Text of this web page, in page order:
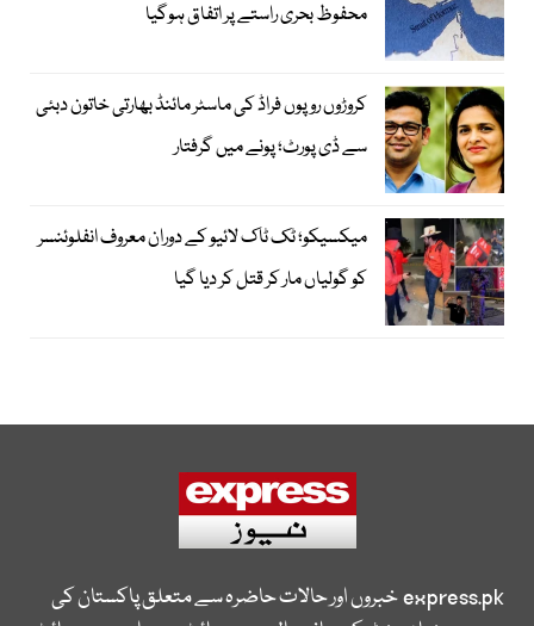
محفوظ بحری راستے پر اتفاق ہوگیا
کروڑوں روپوں فراڈ کی ماسٹر مائنڈ بھارتی خاتون دبئی
سے ڈی پورٹ؛ پونے میں گرفتار
میکسیکو؛ ٹک ٹاک لائیو کے دوران معروف انفلوئنسر
کو گولیاں مار کر قتل کر دیا گیا
express.pkخبروں اور حالات حاضرہ سے متعلق پاکستان کی